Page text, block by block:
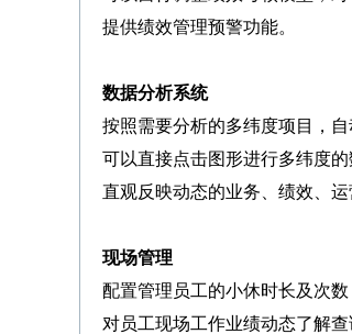
提供绩效管理预警功能。
数据分析系统
按照需要分析的多纬度项目，
可以直接点击图形进行多纬度的
直观反映动态的业务、绩效、
现场管理
配置管理员工的小休时长及次
对员工现场工作业绩动态了解查